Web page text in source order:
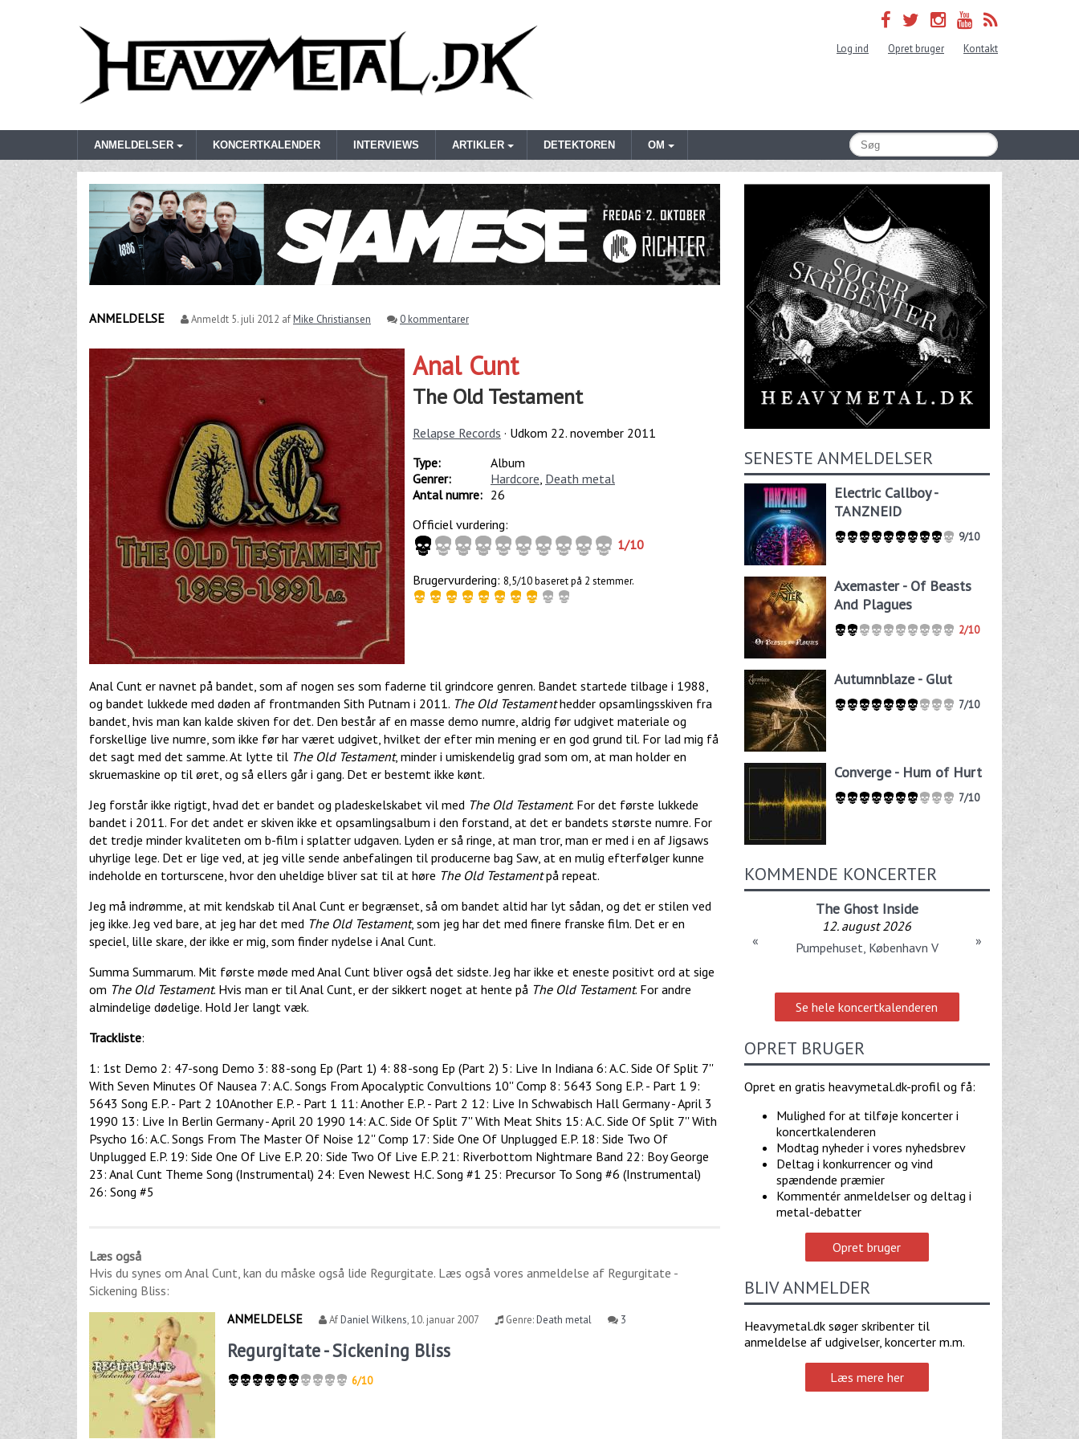
Log ind Opret bruger Kontakt
ANMELDELSER KONCERTKALENDER INTERVIEWS ARTIKLER DETEKTOREN OM
ANMELDELSE Anmeldt 5. juli 2012 afMike Christiansen 0 kommentarer
Anal Cunt
The Old Testament
Relapse Records · Udkom 22. november 2011
Type:
Album
Genrer:
Hardcore Death metal
Antal numre: 26
Officiel vurdering:
1/10
Brugervurdering: 8,5/10 baseret på 2 stemmer.
Anal Cunt er navnet på bandet, som af nogen ses som faderne til grindcore genren. Bandet startede tilbage i 1988,
og bandet lukkede med døden af frontmanden Sith Putnam i 2011. The Old Testamenthedder opsamlingsskiven fra
bandet, hvis man kan kalde skiven for det. Den består af en masse demo numre, aldrig før udgivet materiale og
forskellige live numre, som ikke før har været udgivet, hvilket der efter min mening er en god grund til. For lad mig få
det sagt med det samme. At lytte til The Old Testament, minder i umiskendelig grad som om, at man holder en
skruemaskine op til øret, og så ellers går i gang. Det er bestemt ikke kønt.
Jeg forstår ikke rigtigt, hvad det er bandet og pladeskelskabet vil med The Old Testament. For det første lukkede
bandet i 2011. For det andet er skiven ikke et opsamlingsalbum i den forstand, at det er bandets største numre. For
det tredje minder kvaliteten om b-film i splatter udgaven. Lyden er så ringe, at man tror, man er med i en af Jigsaws
uhyrlige lege. Det er lige ved, at jeg ville sende anbefalingen til producerne bag Saw, at en mulig efterfølger kunne
indeholde en torturscene, hvor den uheldige bliver sat til at høre The Old Testamentpå repeat.
Jeg må indrømme, at mit kendskab til Anal Cunt er begrænset, så om bandet altid har lyt sådan, og det er stilen ved
jeg ikke. Jeg ved bare, at jeg har det med The Old Testament, som jeg har det med finere franske film. Det er en
speciel, lille skare, der ikke er mig, som finder nydelse i Anal Cunt.
Summa Summarum. Mit første møde med Anal Cunt bliver også det sidste. Jeg har ikke et eneste positivt ord at sige
om The Old Testament. Hvis man er til Anal Cunt, er der sikkert noget at hente på The Old Testament. For andre
almindelige dødelige. Hold Jer langt væk.
Trackliste:
1: 1st Demo 2: 47-song Demo 3: 88-song Ep (Part 1) 4: 88-song Ep (Part 2) 5: Live In Indiana 6: A.C. Side Of Split 7''
With Seven Minutes Of Nausea 7: A.C. Songs From Apocalyptic Convultions 10'' Comp 8: 5643 Song E.P. - Part 1 9:
5643 Song E.P. - Part 2 10Another E.P. - Part 1 11: Another E.P. - Part 2 12: Live In Schwabisch Hall Germany - April 3
1990 13: Live In Berlin Germany - April 20 1990 14: A.C. Side Of Split 7'' With Meat Shits 15: A.C. Side Of Split 7'' With
Psycho 16: A.C. Songs From The Master Of Noise 12'' Comp 17: Side One Of Unplugged E.P. 18: Side Two Of
Unplugged E.P. 19: Side One Of Live E.P. 20: Side Two Of Live E.P. 21: Riverbottom Nightmare Band 22: Boy George
23: Anal Cunt Theme Song (Instrumental) 24: Even Newest H.C. Song #1 25: Precursor To Song #6 (Instrumental)
26: Song #5
Læs også
Hvis du synes om Anal Cunt , kan du måske også lide Regurgitate. Læs også vores anmeldelse af Regurgitate -
Sickening Bliss:
ANMELDELSE
AfDaniel Wilkens,10. januar 2007 Genre:Death metal 3
Regurgitate - Sickening Bliss
6/10
SENESTE ANMELDELSER
Electric Callboy -
TANZNEID
9/10
Axemaster - Of Beasts
And Plagues
2/10
Autumnblaze - Glut
7/10
Converge - Hum of Hurt
7/10
KOMMENDE KONCERTER
The Ghost Inside
12. august 2026
Pumpehuset, København V
« »
Se hele koncertkalenderen
OPRET BRUGER
Opret en gratis heavymetal.dk-profil og få:
Mulighed for at tilføje koncerter i
koncertkalenderen
Modtag nyheder i vores nyhedsbrev
Deltag i konkurrencer og vind
spændende præmier
Kommentér anmeldelser og deltag i
metal-debatter
Opret bruger
BLIV ANMELDER
Heavymetal.dk søger skribenter til
anmeldelse af udgivelser, koncerter m.m.
Læs mere her